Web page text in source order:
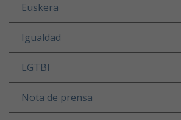
Euskera
Igualdad
LGTBI
Nota de prensa